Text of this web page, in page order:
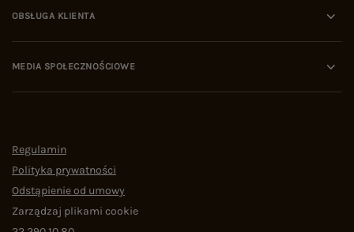
OBSŁUGA KLIENTA
MEDIA SPOŁECZNOŚCIOWE
Regulamin
Polityka prywatności
Odstąpienie od umowy
Zarządzaj plikami cookie